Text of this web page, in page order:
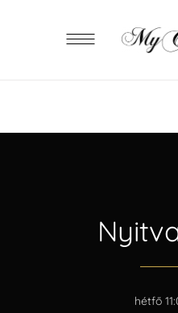
hétfő